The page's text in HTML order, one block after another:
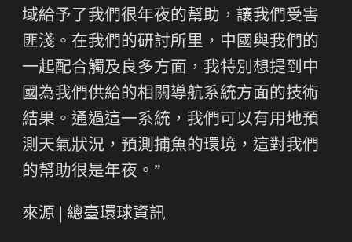
域給予了我們很年夜的幫助，讓我們受害
匪淺。在我們的研討所里，中國與我們的
一起配合觸及良多方面，我特別想提到中
國為我們供給的相關導航系統方面的技術
結果。通過這一系統，我們可以有用地預
測天氣狀況，預測捕魚的環境，這對我們
的幫助很是年夜。”
來源 | 總臺環球資訊